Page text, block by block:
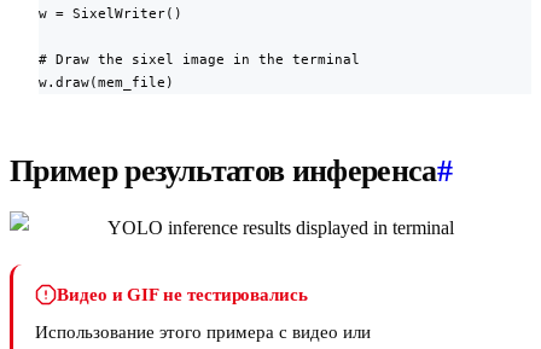
w = SixelWriter()
# Draw the sixel image in the terminal
w.draw(mem_file)
Пример результатов инференса#
Видео и GIF не тестировались
Использование этого примера с видео или